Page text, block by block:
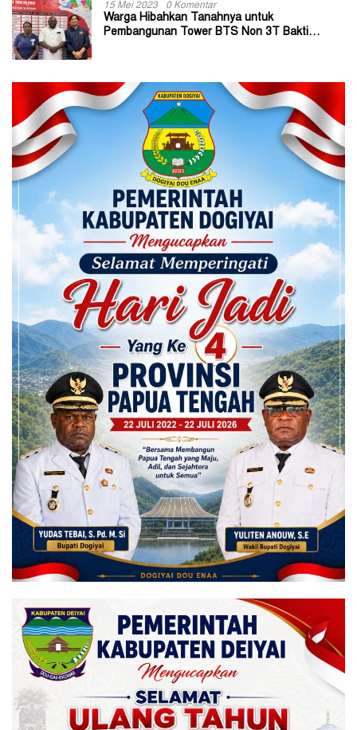
15 Mei 2023 0 Komentar
Warga Hibahkan Tanahnya untuk
Pembangunan Tower BTS Non 3T Bakti